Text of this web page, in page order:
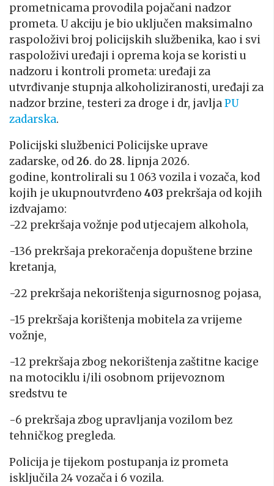
prometnicama provodila pojačani nadzor
prometa. U akciju je bio uključen maksimalno
raspoloživi broj policijskih službenika, kao i svi
raspoloživi uređaji i oprema koja se koristi u
nadzoru i kontroli prometa: uređaji za
utvrđivanje stupnja alkoholiziranosti, uređaji za
nadzor brzine, testeri za droge i dr, javljaPU
zadarska.
Policijski službenici Policijske uprave
zadarske, od26. do 28. lipnja 2026.
godine, kontrolirali su 1 063 vozila i vozača, kod
kojih je ukupnoutvrđeno 403 prekršaja od kojih
izdvajamo:
-22 prekršaja vožnje pod utjecajem alkohola,
-136 prekršaja prekoračenja dopuštene brzine
kretanja,
-22 prekršaja nekorištenja sigurnosnog pojasa,
-15 prekršaja korištenja mobitela za vrijeme
vožnje,
-12 prekršaja zbog nekorištenja zaštitne kacige
na motociklu i/ili osobnom prijevoznom
sredstvu te
-6 prekršaja zbog upravljanja vozilom bez
tehničkog pregleda.
Policija je tijekom postupanja iz prometa
isključila 24 vozača i 6 vozila.